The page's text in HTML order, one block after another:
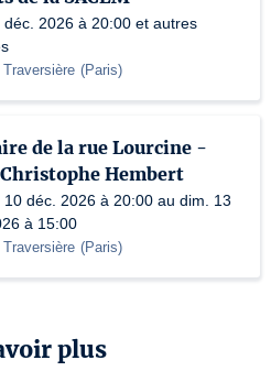
déc. 2026 à 20:00 et autres
(Paris)
de la rue Lourcine -
Hembert
10 déc. 2026 à 20:00 au dim. 13
à 15:00
(Paris)
plus